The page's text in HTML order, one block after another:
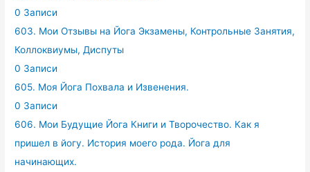
0 Записи
603. Мои Отзывы на Йога Экзамены, Контрольные Занятия,
Коллоквиумы, Диспуты
0 Записи
605. Моя Йога Похвала и Извенения.
0 Записи
606. Мои Будущие Йога Книги и Творочество. Как я
пришел в йогу. История моего рода. Йога для
начинающих.